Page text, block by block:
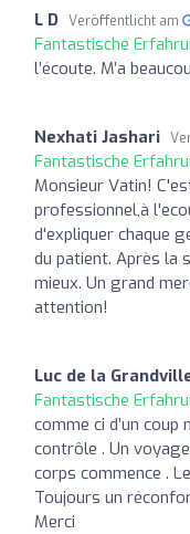
L D Veröffentlicht am
Fantastische
l’écoute. M’a
Nexhati Jashari
Fantastische
Monsieur Vatin!
professionnel,à
d'expliquer chaque
du patient. Après la
mieux. Un grand
attention!
Luc de la
Fantastische
comme ci d’un
contrôle . Un
corps commence .
Toujours un
Merci